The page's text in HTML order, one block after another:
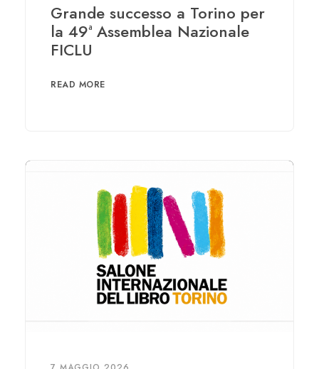
Grande successo a Torino per
la 49ª Assemblea Nazionale
FICLU
READ MORE